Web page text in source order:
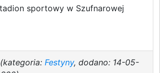
sportowy w Szufnarowej
(kategoria: Festyny, dodano: 14-05-